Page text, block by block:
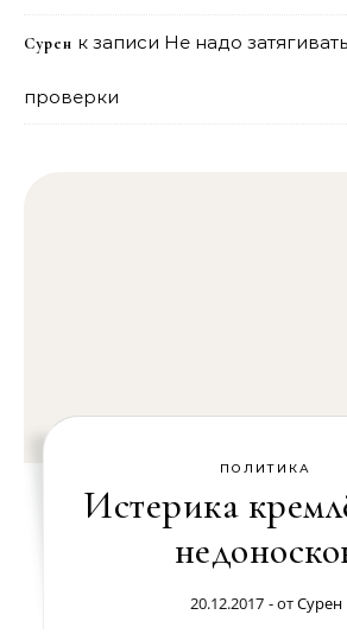
Сурен к записи Не надо
проверки
ПОЛИТИКА
Истерика
20.12.2017 - отСурен